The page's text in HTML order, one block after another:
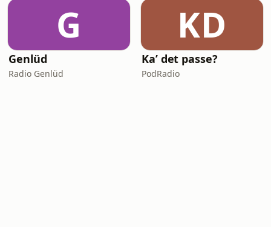
G
Genlüd
Radio Genlüd
KD
Ka’ det passe?
PodRadio